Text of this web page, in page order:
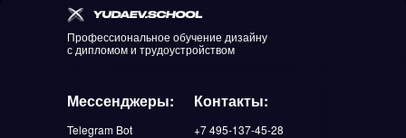
Профессиональное обучение дизайну
с дипломом и трудоустройством
Мессенджеры: Контакты:
+7 495-137-45-28
Telegram Bot